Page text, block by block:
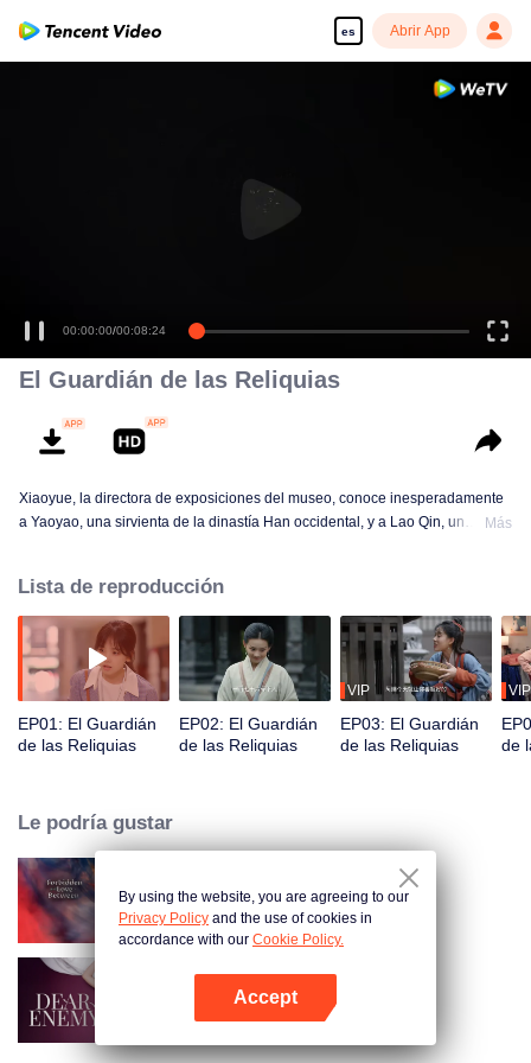
es Abrir App
00:00:00/00:08:24
El Guardián de las Reliquias
Xiaoyue, la directora de exposiciones del museo, conoce inesperadamente
a Yaoyao, una sirvienta de la dinastía Han occidental, y a Lao Qin, un
regreso a la dinastía Han occidental, mientras que Yaoyao se quedó en la
era moderna. Xiaoyue y Yaoyao trabajan duro para encontrar una manera
de viajar a través del tiempo y finalmente descubren el secreto de Lady Xin
Zhui y Li Xi.
Más
Lista de reproducción
EP01: El Guardián
de las Reliquias
EP02: El Guardián
de las Reliquias
VIP
EP03: El Guardián
de las Reliquias
VIP
de
Le podría gustar
Amor Prohibido
Querido enemigo
By using the website, you are agreeing to our
Privacy Policy and the use of cookies in
accordance with our Cookie Policy.
Accept